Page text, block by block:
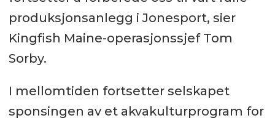
produksjonsanlegg i Jonesport, sier
Kingfish Maine-operasjonssjef Tom
Sorby.
I mellomtiden fortsetter selskapet
sponsingen av et akvakulturprogram for